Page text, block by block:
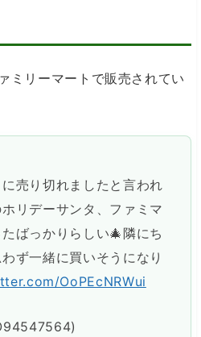
ミリーマートで販売されてい
売り切れましたと言われ
リデーサンタ、ファミマ
ばっかりらしい🎄隣にち
ず一緒に買いそうになり
OoPEcNRWui